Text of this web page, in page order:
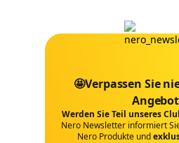
🤩Verpassen Sie
Werden Sie Teil unseres
Nero Newsletter informiert
Nero Produkte und